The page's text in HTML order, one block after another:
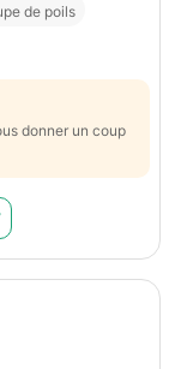
de poils
donner un coup